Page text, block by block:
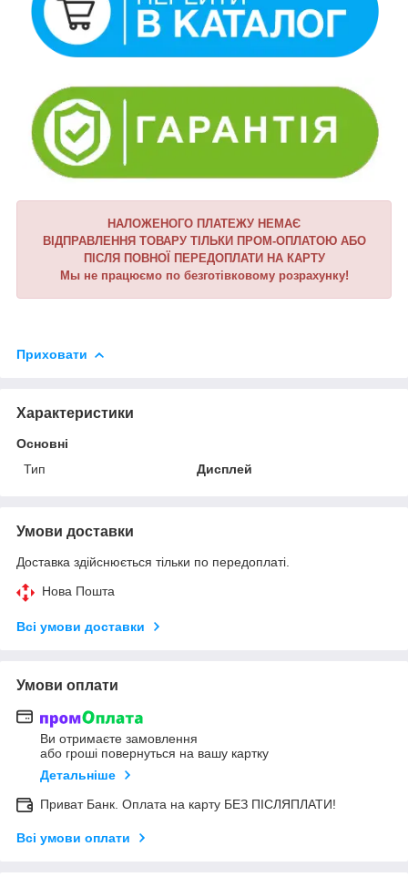
НАЛОЖЕНОГО ПЛАТЕЖУ НЕМАЄ
ВІДПРАВЛЕННЯ ТОВАРУ ТІЛЬКИ ПРОМ-ОПЛАТОЮ АБО
ПІСЛЯ ПОВНОЇ ПЕРЕДОПЛАТИ НА КАРТУ
Мы не працюємо по безготівковому розрахунку!
Приховати
Характеристики
Основні
Тип
Дисплей
Умови доставки
Доставка здійснюється тільки по передоплаті.
Нова Пошта
Всі умови доставки
Умови оплати
Ви отримаєте замовлення
або гроші повернуться на вашу картку
Детальніше
Приват Банк. Оплата на карту БЕЗ ПІСЛЯПЛАТИ!
Всі умови оплати